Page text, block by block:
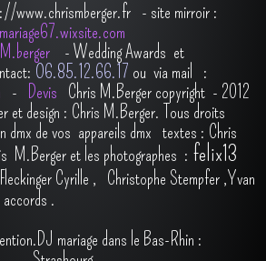
www.chrismberger.fr - site mirroir :
- Wedding Awards et
O6.85.12.66.17 ou via mail :
- Devis Chris M.Berger copyright - 2012
design : Chris M.Berger. Tous droits
dmx de vos appareils dmx textes : Chris
M.Berger et les photographes : felix13
Fleckinger Cyrille , Christophe Stempfer ,Yvan
.
mariage dans le Bas-Rhin :